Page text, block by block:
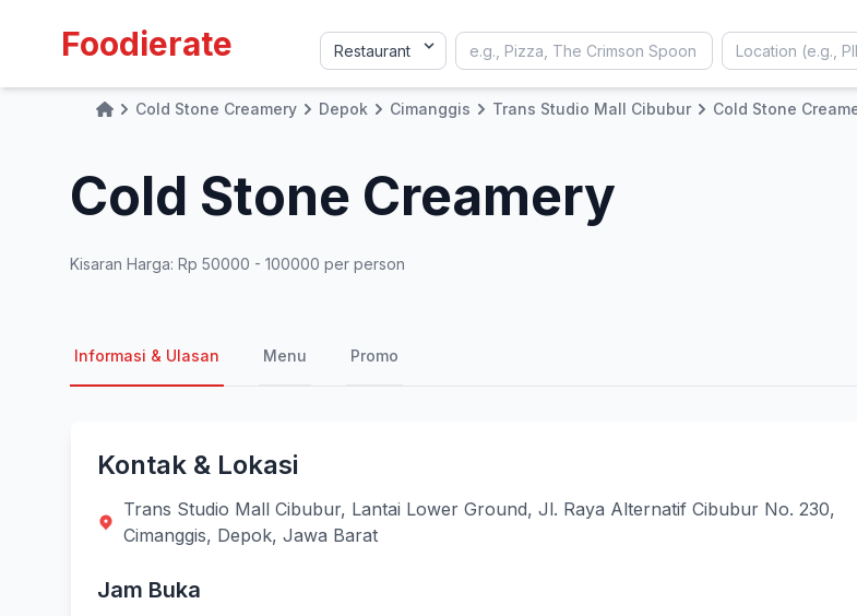
Foodierate
HomeCold Stone Creamery Depok Cimanggis Trans Studio Mall Cibubur Cold Stone
Cold Stone Creamery
Kisaran Harga: Rp 50000 - 100000 per person
Informasi & Ulasan Menu Promo
Kontak & Lokasi
Trans Studio Mall Cibubur, Lantai Lower Ground, Jl. Raya Alternatif Cibubur No. 230,
Cimanggis, Depok, Jawa Barat
Jam Buka